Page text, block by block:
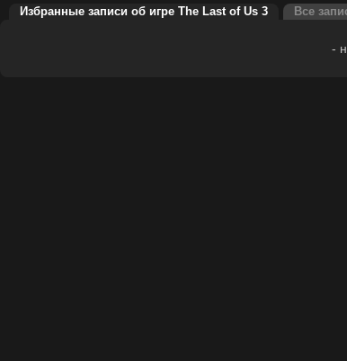
Избранные записи об игре The Last of Us 3 Все
-